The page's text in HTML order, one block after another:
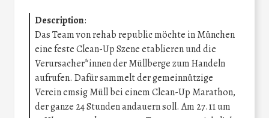
Description:
Das Team von rehab republic möchte in München
eine feste Clean-Up Szene etablieren und die
Verursacher*innen der Müllberge zum Handeln
aufrufen. Dafür sammelt der gemeinnützige
Verein emsig Müll bei einem Clean-Up Marathon,
der ganze 24 Stunden andauern soll. Am 27.11 um